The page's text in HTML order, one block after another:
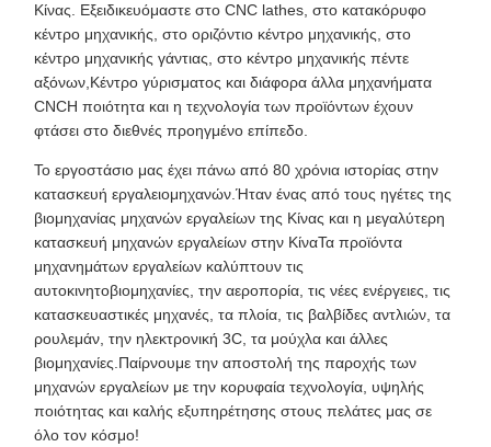
Κίνας. Εξειδικευόμαστε στο CNC lathes, στο κατακόρυφο
κέντρο μηχανικής, στο οριζόντιο κέντρο μηχανικής, στο
κέντρο μηχανικής γάντιας, στο κέντρο μηχανικής πέντε
αξόνων,Κέντρο γύρισματος και διάφορα άλλα μηχανήματα
CNCΗ ποιότητα και η τεχνολογία των προϊόντων έχουν
φτάσει στο διεθνές προηγμένο επίπεδο.
Το εργοστάσιο μας έχει πάνω από 80 χρόνια ιστορίας στην
κατασκευή εργαλειομηχανών.Ήταν ένας από τους ηγέτες της
βιομηχανίας μηχανών εργαλείων της Κίνας και η μεγαλύτερη
κατασκευή μηχανών εργαλείων στην ΚίναΤα προϊόντα
μηχανημάτων εργαλείων καλύπτουν τις
αυτοκινητοβιομηχανίες, την αεροπορία, τις νέες ενέργειες, τις
κατασκευαστικές μηχανές, τα πλοία, τις βαλβίδες αντλιών, τα
ρουλεμάν, την ηλεκτρονική 3C, τα μούχλα και άλλες
βιομηχανίες.Παίρνουμε την αποστολή της παροχής των
μηχανών εργαλείων με την κορυφαία τεχνολογία, υψηλής
ποιότητας και καλής εξυπηρέτησης στους πελάτες μας σε
όλο τον κόσμο!